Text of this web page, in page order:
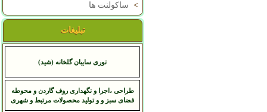
> ساکولنت ها
تبلیغات
توری سایبان گلخانه (شید)
طراحی ،اجرا و نگهداری روف گاردن و محوطه
فضای سبز و و تولید محصولات مرتبط و شهری